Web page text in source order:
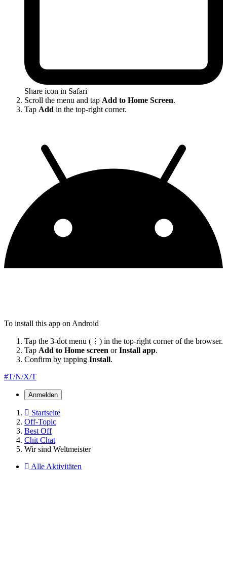
Share icon in Safari
Scroll the menu and tap Add to Home Screen.
Tap Add in the top-right corner.
To install this app on Android
Tap the 3-dot menu (⋮) in the top-right corner of the browser.
Tap Add to Home screen orInstall app.
Confirm by tapping Install.
#T/N/X/T
Anmelden
Startseite
Off-Topic
Best Off
Chit Chat
Wir sind Weltmeister
Alle Aktivitäten